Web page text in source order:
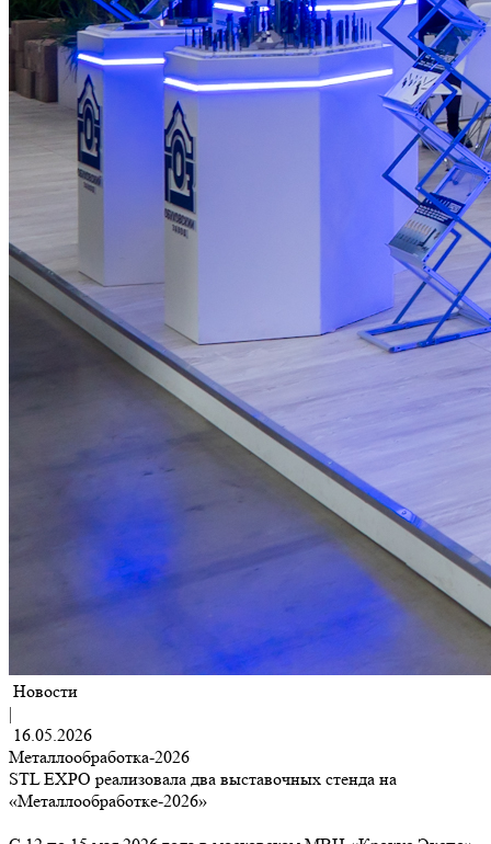
Новости
|
16.05.2026
Металлообработка-2026
STL EXPO реализовала два выставочных стенда на
«Металлообработке-2026»